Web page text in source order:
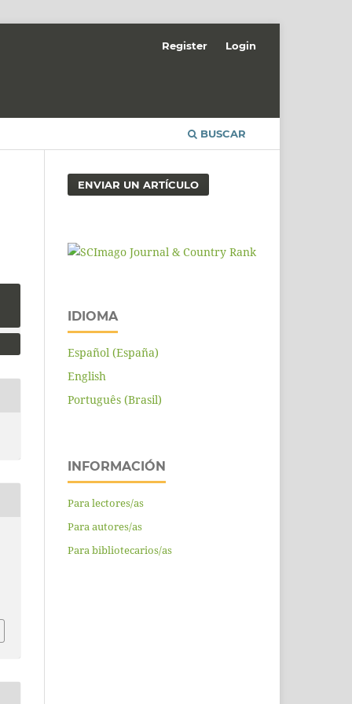
BUSCAR
Register Login
ENVIAR UN ARTÍCULO
IDIOMA
Español (España)
English
Português (Brasil)
INFORMACIÓN
Para lectores/as
Para autores/as
Para bibliotecarios/as